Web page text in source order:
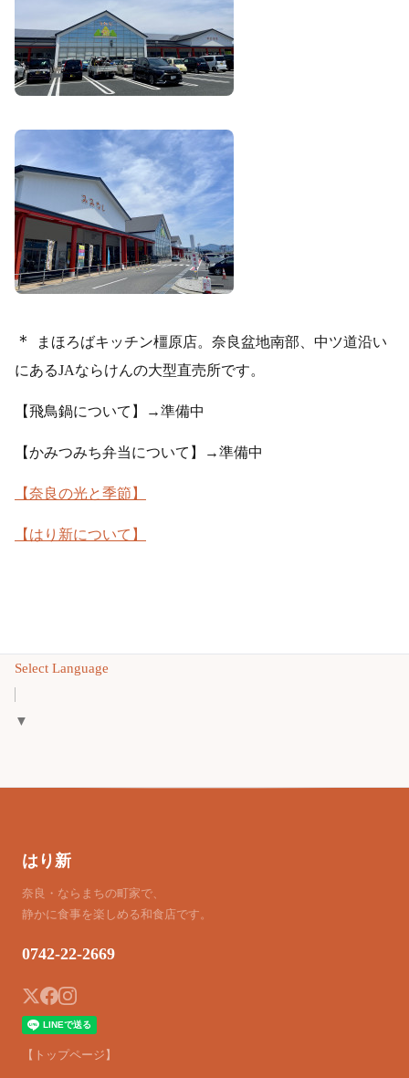
＊
まほろばキッチン橿原店。奈良盆地南部、中ツ道沿い
にあるJAならけんの大型直売所です。
【飛鳥鍋について】→準備中
【かみつみち弁当について】→準備中
【奈良の光と季節】
【はり新について】
Select Language
▼
はり新
奈良・ならまちの町家で、
静かに食事を楽しめる和食店です。
0742-22-2669
【トップページ】